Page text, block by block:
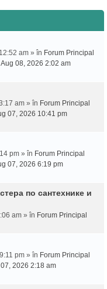
am » în Forum Principal
08, 2026 2:02 am
am » în Forum Principal
07, 2026 10:41 pm
pm » în Forum Principal
07, 2026 6:19 pm
по сантехнике и
am » în Forum Principal
pm » în Forum Principal
2026 2:18 am